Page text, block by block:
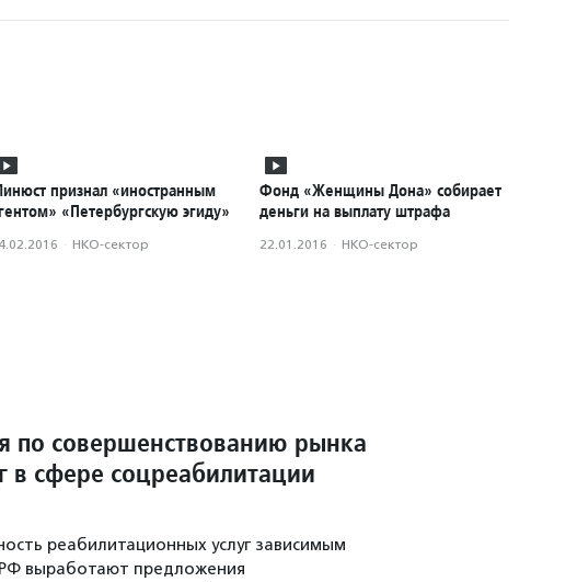
признал «иностранным
«Петербургскую эгиду»
· НКО-сектор
Фонд «Женщины Дона» собирает
деньги на выплату штрафа
22.01.2016 · НКО-сектор
по совершенствованию рынка
в сфере соцреабилитации
реабилитационных услуг зависимым
выработают предложения